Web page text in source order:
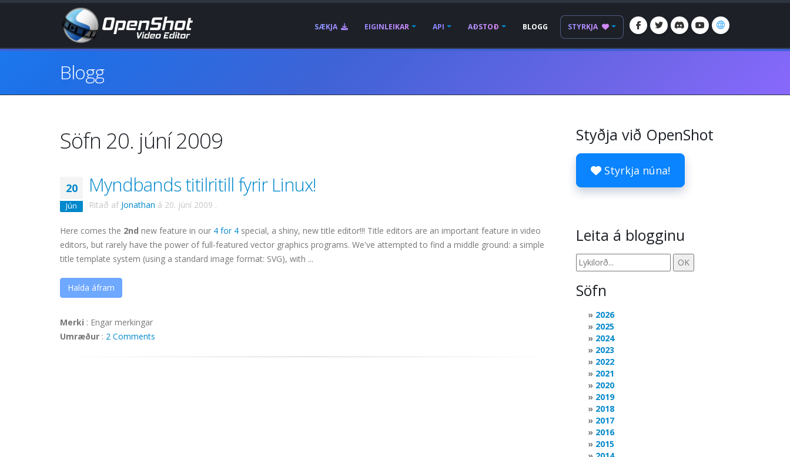
SÆKJA EIGINLEIKAR API AÐSTOÐ BLOGG STYRKJA
Blogg
Söfn 20. júní 2009
20
Jún
Myndbands titilritill fyrir Linux!
Ritað af Jonathan á 20. júní 2009 .
Here comes the 2nd new feature in our 4 for 4 special, a shiny, new title editor!!! Title editors are an important feature in video
editors, but rarely have the power of full-featured vector graphics programs. We've attempted to find a middle ground: a simple
title template system (using a standard image format: SVG), with ...
Halda áfram
Merki : Engar merkingar
Umræður : 2 Comments
Styðja við OpenShot
Styrkja núna!
Leita á blogginu
Söfn
2026
2025
2024
2023
2022
2021
2020
2019
2018
2017
2016
2015